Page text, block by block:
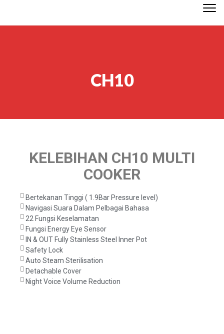
CH10
KELEBIHAN CH10 MULTI
COOKER
Bertekanan Tinggi ( 1.9Bar Pressure level)
Navigasi Suara Dalam Pelbagai Bahasa
22 Fungsi Keselamatan
Fungsi Energy Eye Sensor
IN & OUT Fully Stainless Steel Inner Pot
Safety Lock
Auto Steam Sterilisation
Detachable Cover
Night Voice Volume Reduction